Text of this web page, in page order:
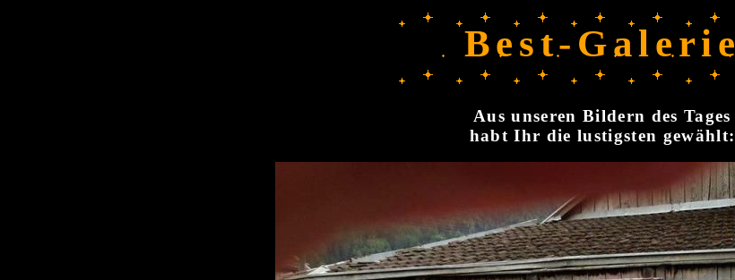
Best-Galerie
Aus unseren Bildern des Tages
habt Ihr die lustigsten gewählt: